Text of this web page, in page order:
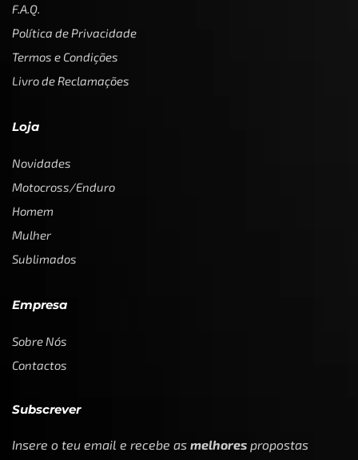
F.A.Q.
Política de Privacidade
Termos e Condições
Livro de Reclamações
Loja
Novidades
Motocross/Enduro
Homem
Mulher
Sublimados
Empresa
Sobre Nós
Contactos
Subscrever
Insere o teu email e recebe as melhores propostas